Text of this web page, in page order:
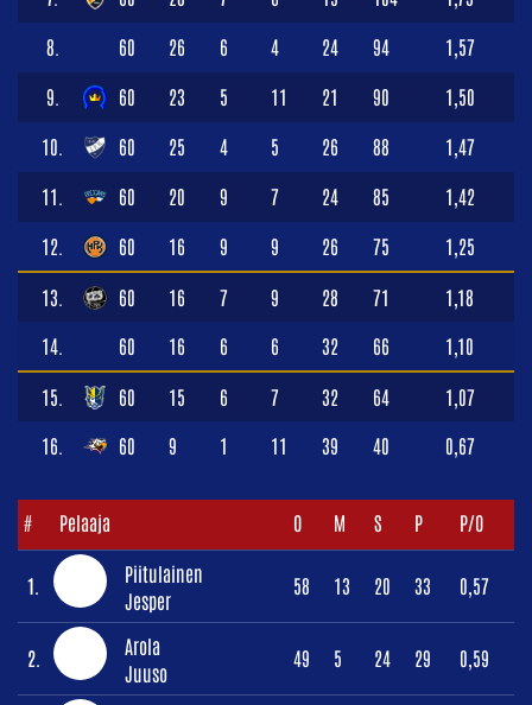
8. 60 26 6 4 24 94 1,57
9. 60 23 5 11 21 90 1,50
10. 60 25 4 5 26 88 1,47
11. 60 20 9 7 24 85 1,42
12. 60 16 9 9 26 75 1,25
13. 60 16 7 9 28 71 1,18
14. 60 16 6 6 32 66 1,10
15. 60 15 6 7 32 64 1,07
16. 60 9 1 11 39 40 0,67
# Pelaaja O M S P P/O
1.
Piitulainen
Jesper
58 13 20 33 0,57
2.
Arola
Juuso
49 5 24 29 0,59